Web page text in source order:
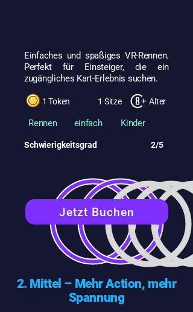
Einfaches und spaßiges VR-Rennen.
Perfekt für Einsteiger, die ein
zugängliches Kart-Erlebnis suchen.
1 Token 1 Sitze Alter
Rennen einfach
Schwierigkeitsgrad
Kinder
2/5
Jetzt Buchen
2. Mittel – Mehr Action, mehr
Spannung